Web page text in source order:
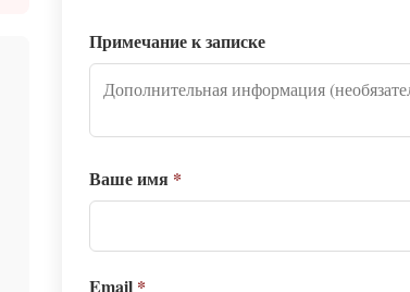
Примечание к записке
Ваше имя *
Email *